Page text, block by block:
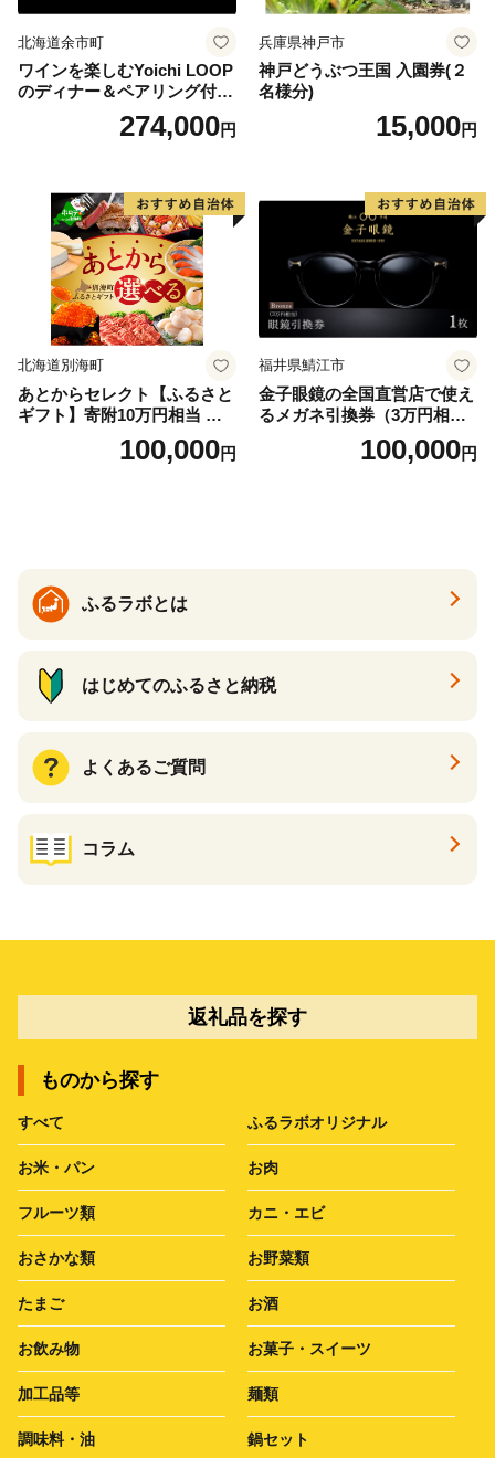
北海道余市町
ワインを楽しむYoichi LOOP
のディナー＆ペアリング付宿
泊プラン＜デラックスツイン
274,000円
兵庫県神戸市
神戸どうぶつ王国 入園券(２
名様分)
15,000円
北海道別海町
あとからセレクト【ふるさと
ギフト】寄附10万円相当 あ
とから選べる！ ギフト いく
ら ほたて 海鮮 牛肉 別海町
ギフト ふるさと納税 ）
100,000円
福井県鯖江市
金子眼鏡の全国直営店で使え
るメガネ引換券（3万円相
100,000円
ふるラボとは
はじめてのふるさと納税
よくあるご質問
コラム
返礼品を探す
ものから探す
すべて ふるラボオリジナル
お米・パン お肉
フルーツ類 カニ・エビ
おさかな類 お野菜類
たまご お酒
お飲み物 お菓子・スイーツ
加工品等 麺類
調味料・油 鍋セット